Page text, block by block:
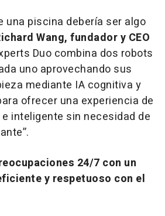
una piscina debería ser algo
Wang, fundador y CEO
Duo combina dos robots
uno aprovechando sus
mediante IA cognitiva y
ofrecer una experiencia de
inteligente sin necesidad de
24/7 con un
y respetuoso con el